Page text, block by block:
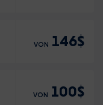
VON 146$
VON 100$